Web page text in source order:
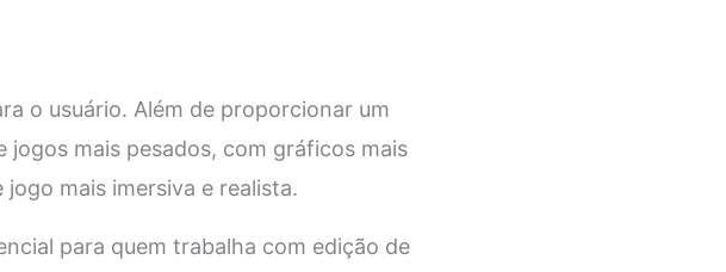
o usuário. Além de proporcionar um
mais pesados, com gráficos mais
mais imersiva e realista.
para quem trabalha com edição de